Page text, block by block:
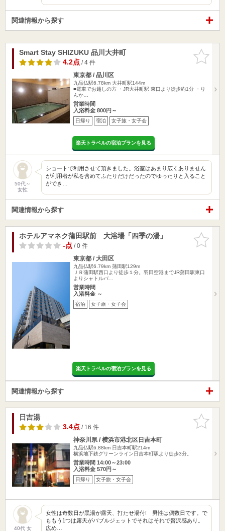
関連情報から探す
お気に入
りに追加
Smart Stay SHIZUKU 品川大井町
4.2点/ 4 件
東京都 / 品川区
九品仏駅6.78km 大井町駅144m
■電車でお越しの方 ・JR大井町駅 東口より徒歩約1分 ・り
んか…
営業時間
入浴料金 800円～
日帰り 宿泊 女子旅・女子会
楽天トラベルの宿泊プランを見る
50代～
女性
ショートで利用させて頂きました。浴室はあまり広くありません
が利用者が私を含めてふたりだけだったのでゆったりと入ること
ができ…
関連情報から探す
お気に入
りに追加
ホテルアマネク蒲田駅前 大浴場「四季の湯」
-点/ 0 件
東京都 / 大田区
九品仏駅6.79km 蒲田駅129m
ＪＲ蒲田駅西口より徒歩１分。羽田空港までJR蒲田駅東口
よりシャトルバ…
営業時間
入浴料金 ～
宿泊 女子旅・女子会
楽天トラベルの宿泊プランを見る
関連情報から探す
お気に入
りに追加
日吉湯
3.4点/ 16 件
神奈川県 / 横浜市港北区日吉本町
九品仏駅6.88km 日吉本町駅214m
横浜地下鉄グリーンライン日吉本町駅より徒歩3分。
営業時間 14:00～23:00
入浴料金 570円～
日帰り 女子旅・女子会
40代 女
女性は奇数日が黒湯が露天、打たせ湯付! 男性は偶数日です。で
ももう1つは露天がバブルジェットでそれはそれで贅沢感あり。
広め…